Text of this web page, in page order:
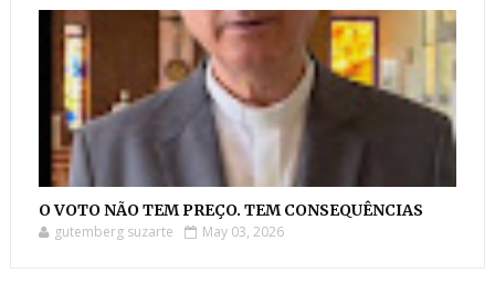
O VOTO NÃO TEM PREÇO. TEM CONSEQUÊNCIAS
gutemberg suzarte May 03, 2026